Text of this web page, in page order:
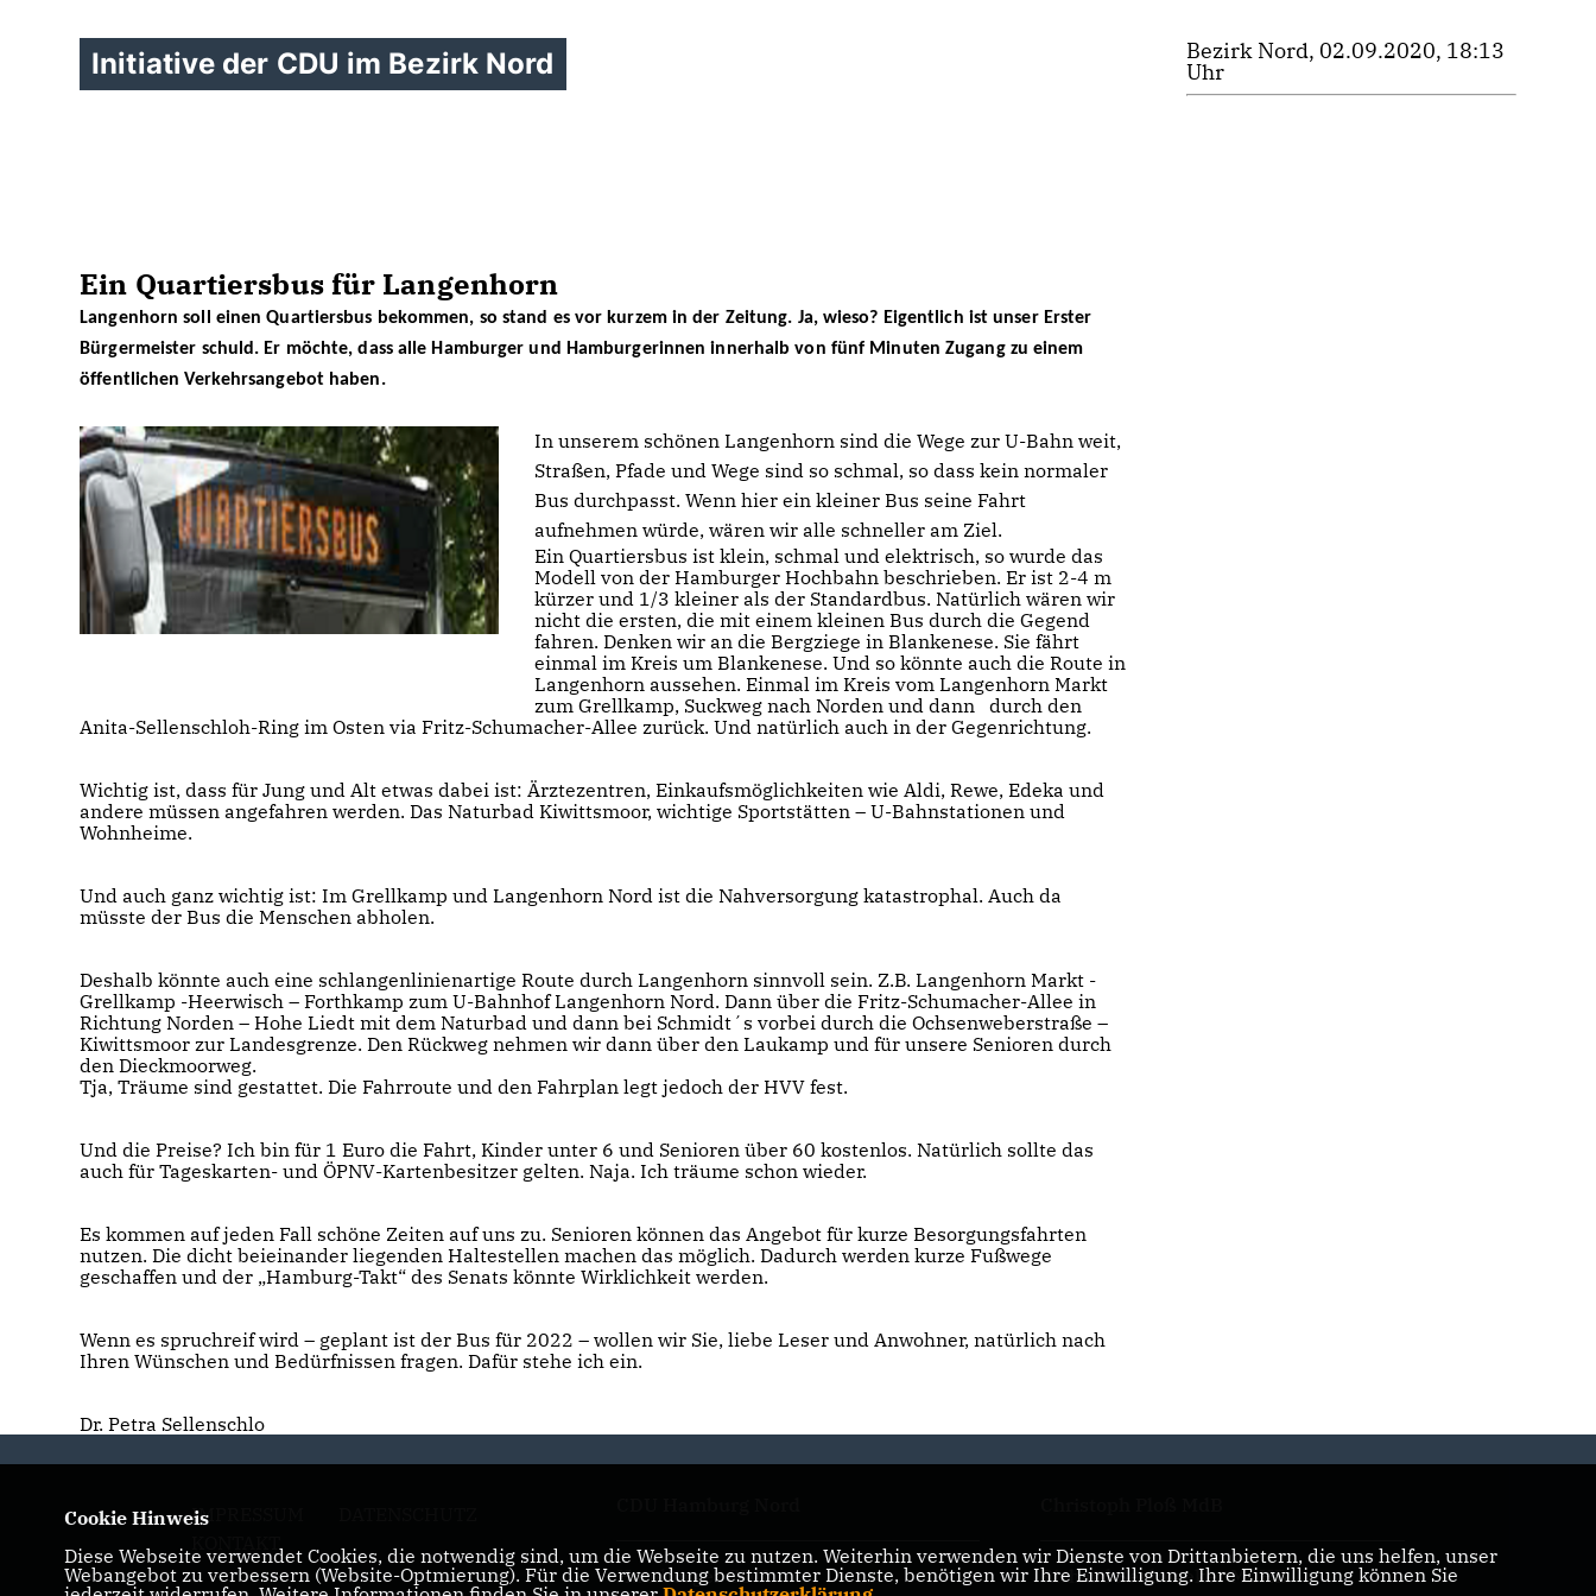
Initiative der CDU im Bezirk Nord
Ein Quartiersbus für Langenhorn
Langenhorn soll einen Quartiersbus bekommen, so stand es vor kurzem in der Zeitung. Ja, wieso? Eigentlich ist unser Erster
Bürgermeister schuld. Er möchte, dass alle Hamburger und Hamburgerinnen innerhalb von fünf Minuten Zugang zu einem
öffentlichen Verkehrsangebot haben.
In unserem schönen Langenhorn sind die Wege zur U-Bahn weit,
Straßen, Pfade und Wege sind so schmal, so dass kein normaler
Bus durchpasst. Wenn hier ein kleiner Bus seine Fahrt
aufnehmen würde, wären wir alle schneller am Ziel.
Ein Quartiersbus ist klein, schmal und elektrisch, so wurde das
Modell von der Hamburger Hochbahn beschrieben. Er ist 2-4 m
kürzer und 1/3 kleiner als der Standardbus. Natürlich wären wir
nicht die ersten, die mit einem kleinen Bus durch die Gegend
fahren. Denken wir an die Bergziege in Blankenese. Sie fährt
einmal im Kreis um Blankenese. Und so könnte auch die Route in
Langenhorn aussehen. Einmal im Kreis vom Langenhorn Markt
zum Grellkamp, Suckweg nach Norden und dann durch den
Anita-Sellenschloh-Ring im Osten via Fritz-Schumacher-Allee zurück. Und natürlich auch in der Gegenrichtung.
Wichtig ist, dass für Jung und Alt etwas dabei ist: Ärztezentren, Einkaufsmöglichkeiten wie Aldi, Rewe, Edeka und
andere müssen angefahren werden. Das Naturbad Kiwittsmoor, wichtige Sportstätten – U-Bahnstationen und
Wohnheime.
Und auch ganz wichtig ist: Im Grellkamp und Langenhorn Nord ist die Nahversorgung katastrophal. Auch da
müsste der Bus die Menschen abholen.
Deshalb könnte auch eine schlangenlinienartige Route durch Langenhorn sinnvoll sein. Z.B. Langenhorn Markt -
Grellkamp -Heerwisch – Forthkamp zum U-Bahnhof Langenhorn Nord. Dann über die Fritz-Schumacher-Allee in
Richtung Norden – Hohe Liedt mit dem Naturbad und dann bei Schmidt´s vorbei durch die Ochsenweberstraße –
Kiwittsmoor zur Landesgrenze. Den Rückweg nehmen wir dann über den Laukamp und für unsere Senioren durch
den Dieckmoorweg.
Tja, Träume sind gestattet. Die Fahrroute und den Fahrplan legt jedoch der HVV fest.
Und die Preise? Ich bin für 1 Euro die Fahrt, Kinder unter 6 und Senioren über 60 kostenlos. Natürlich sollte das
auch für Tageskarten- und ÖPNV-Kartenbesitzer gelten. Naja. Ich träume schon wieder.
Es kommen auf jeden Fall schöne Zeiten auf uns zu. Senioren können das Angebot für kurze Besorgungsfahrten
nutzen. Die dicht beieinander liegenden Haltestellen machen das möglich. Dadurch werden kurze Fußwege
geschaffen und der „Hamburg-Takt“ des Senats könnte Wirklichkeit werden.
Wenn es spruchreif wird – geplant ist der Bus für 2022 – wollen wir Sie, liebe Leser und Anwohner, natürlich nach
Ihren Wünschen und Bedürfnissen fragen. Dafür stehe ich ein.
Dr. Petra Sellenschlo
Bezirk Nord, 02.09.2020, 18:13
Uhr
IMPRESSUM
KONTAKT
Hamburger CDU Richard Seelmaeker MdHB
Cookie Hinweis
Diese Webseite verwendet Cookies, die notwendig sind, um die Webseite zu nutzen. Weiterhin verwenden wir Dienste von Drittanbietern, die uns helfen, unser
Webangebot zu verbessern (Website-Optmierung). Für die Verwendung bestimmter Dienste, benötigen wir Ihre Einwilligung. Ihre Einwilligung können Sie